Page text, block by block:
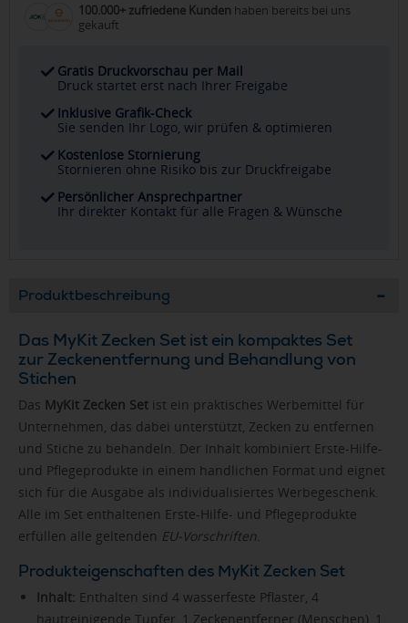
100.000+ zufriedene Kunden haben bereits bei uns
gekauft
Gratis Druckvorschau per Mail
Druck startet erst nach Ihrer Freigabe
Inklusive Grafik-Check
Sie senden Ihr Logo, wir prüfen & optimieren
Kostenlose Stornierung
Stornieren ohne Risiko bis zur Druckfreigabe
Persönlicher Ansprechpartner
Ihr direkter Kontakt für alle Fragen & Wünsche
Produktbeschreibung
Das MyKit Zecken Set ist ein kompaktes Set
zur Zeckenentfernung und Behandlung von
Stichen
Das MyKit Zecken Set ist ein praktisches Werbemittel für
Unternehmen, das dabei unterstützt, Zecken zu entfernen
und Stiche zu behandeln. Der Inhalt kombiniert Erste-Hilfe-
und Pflegeprodukte in einem handlichen Format und eignet
sich für die Ausgabe als individualisiertes Werbegeschenk.
Alle im Set enthaltenen Erste-Hilfe- und Pflegeprodukte
erfüllen alle geltenden EU-Vorschriften
Produkteigenschaften des MyKit Zecken Set
Inhalt: Enthalten sind 4 wasserfeste Pflaster, 4
hautreinigende Tupfer, 1 Zeckenentferner (Menschen), 1